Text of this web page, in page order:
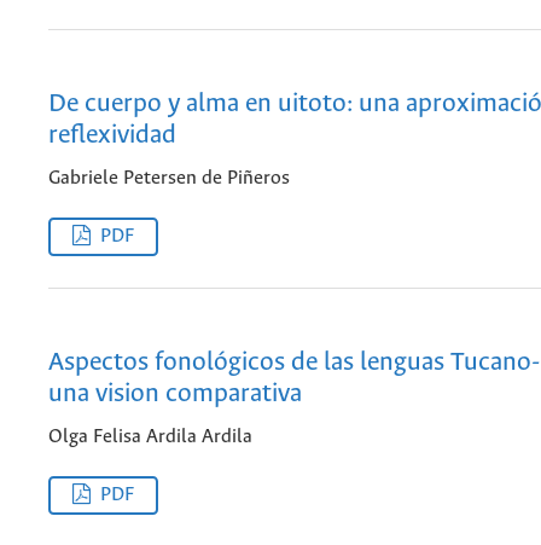
De cuerpo y alma en uitoto: una
reflexividad
Gabriele Petersen de Piñeros
PDF
Aspectos fonológicos de las lenguas
una vision comparativa
Olga Felisa Ardila Ardila
PDF